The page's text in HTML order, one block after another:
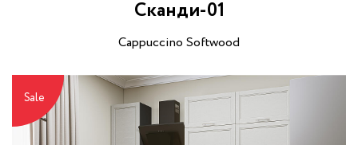
Сканди-01
Cappuccino Softwood
Sale